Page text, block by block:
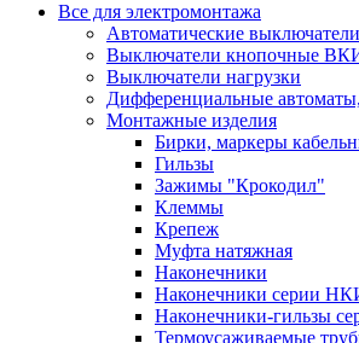
Все для электромонтажа
Автоматические выключатели
Выключатели кнопочные
Выключатели нагрузки
Дифференциальные
Монтажные изделия
Бирки, маркеры
Гильзы
Зажимы "Крокодил"
Клеммы
Крепеж
Муфта натяжная
Наконечники
Наконечники серии
Наконечники-гильзы
Термоусаживаемые